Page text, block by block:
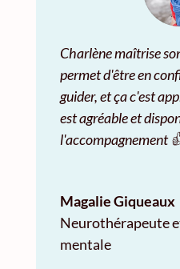
Charlène maîtrise
permet d'être en
guider, et ça c'est
est agréable et
l'accompagnement
Magalie Giqueaux
Neurothérapeute
mentale